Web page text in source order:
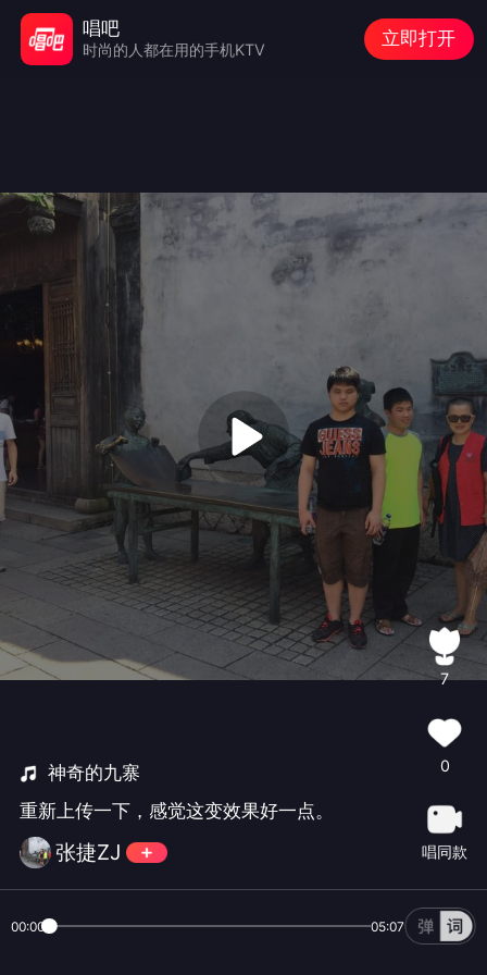
神奇的九寨
重新上传一下，感觉这变效果好一点。
张捷ZJ
7
0
唱同款
00:00 05:07
唱吧
时尚的人都在用的手机KTV
立即打开